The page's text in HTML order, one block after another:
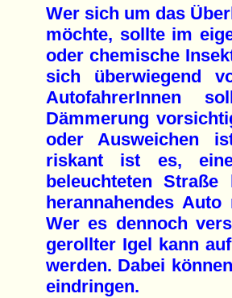
Wer sich um das
möchte, sollte im
oder chemische
sich überwiegend
AutofahrerInnen
Dämmerung
oder Ausweichen
riskant ist es,
beleuchteten
herannahendes
Wer es dennoch
gerollter Igel kann
werden. Dabei
eindringen.